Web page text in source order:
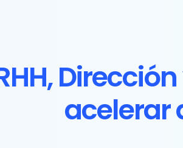
acelerar